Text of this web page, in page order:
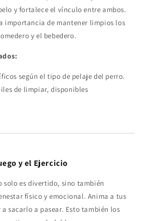
y fortalece el vínculo entre ambos.
importancia de mantener limpios los
y el bebedero.
según el tipo de pelaje del perro.
de limpiar, disponibles
y el Ejercicio
solo es divertido, sino también
físico y emocional. Anima a tus
sacarlo a pasear. Esto también los